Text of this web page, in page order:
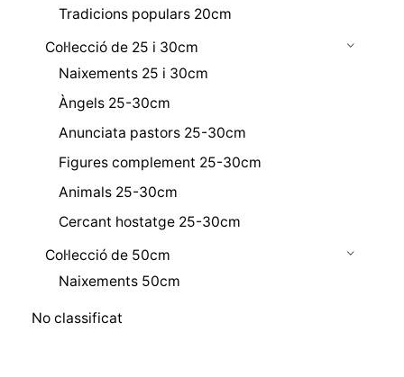
Tradicions populars 20cm
Col·lecció de 25 i 30cm
Naixements 25 i 30cm
Àngels 25-30cm
Anunciata pastors 25-30cm
Figures complement 25-30cm
Animals 25-30cm
Cercant hostatge 25-30cm
Col·lecció de 50cm
Naixements 50cm
No classificat